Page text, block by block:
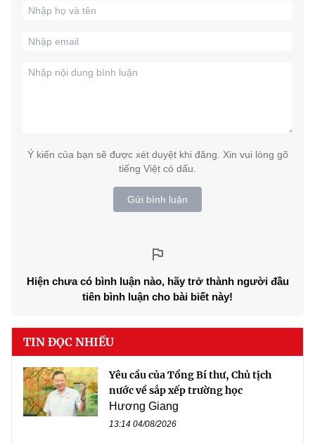
Ý kiến của bạn sẽ được xét duyệt khi đăng. Xin vui lòng gõ
tiếng Việt có dấu.
Gửi bình luận
Hiện chưa có bình luận nào, hãy trở thành người đầu
tiên bình luận cho bài biết này!
TIN ĐỌC NHIỀU
Yêu cầu của Tổng Bí thư, Chủ tịch
nước về sắp xếp trường học
Hương Giang
13:14 04/08/2026